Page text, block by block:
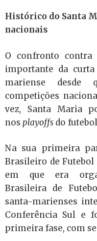
Histórico do Santa
nacionais
O confronto
importante da
mariense desde
competições
vez, Santa Maria
nos playoffs do
Na sua primeira
Brasileiro de Futebol
em que era
Brasileira de
santa-marienses
Conferência Sul e
primeira fase, com